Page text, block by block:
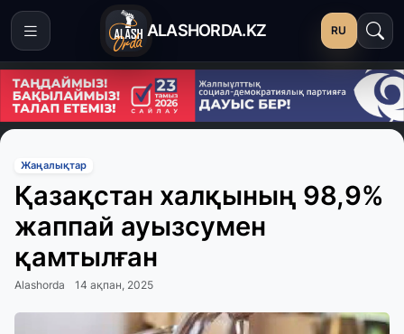
ALASHORDA.KZ RU
Жаңалықтар
Қазақстан халқының 98,9%
жаппай ауызсумен
қамтылған
Alashorda 14 ақпан, 2025